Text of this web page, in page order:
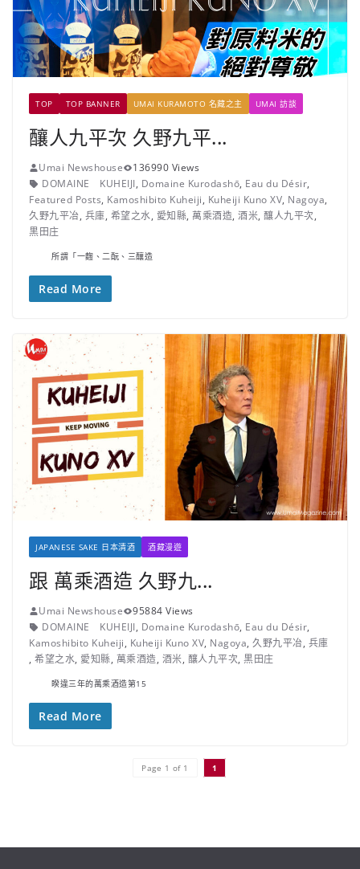
TOP TOP BANNER UMAI KURAMOTO 名藏之主 UMAI 訪談
釀人九平次 久野九平...
Umai Newshouse
136990 Views
DOMAINE KUHEIJI, Domaine Kurodashō, Eau du Désir,
Featured Posts, Kamoshibito Kuheiji, Kuheiji Kuno XV, Nagoya,
久野九平冶, 兵庫, 希望之水, 愛知縣, 萬乘酒造, 酒米, 釀人九平次,
黒田庄
所謂「一麴、二酛、三釀造
Read More
JAPANESE SAKE 日本清酒 酒藏漫遊
跟 萬乘酒造 久野九...
Umai Newshouse
95884 Views
DOMAINE KUHEIJI, Domaine Kurodashō, Eau du Désir,
Kamoshibito Kuheiji, Kuheiji Kuno XV, Nagoya, 久野九平冶, 兵庫
, 希望之水, 愛知縣, 萬乘酒造, 酒米, 釀人九平次, 黒田庄
睽違三年的萬乘酒造第15
Read More
Page 1 of 1 1